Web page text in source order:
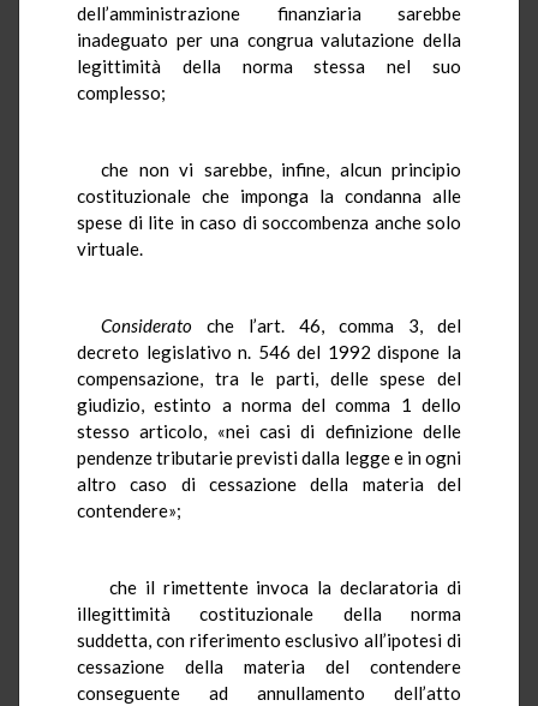
dell’amministrazione finanziaria sarebbe
inadeguato per una congrua valutazione della
legittimità della norma stessa nel suo
complesso;
che non vi sarebbe, infine, alcun principio
costituzionale che imponga la condanna alle
spese di lite in caso di soccombenza anche solo
virtuale.
Considerato che l’art. 46, comma 3, del
decreto legislativo n. 546 del 1992 dispone la
compensazione, tra le parti, delle spese del
giudizio, estinto a norma del comma 1 dello
stesso articolo, «nei casi di definizione delle
pendenze tributarie previsti dalla legge e in ogni
altro caso di cessazione della materia del
contendere»;
che il rimettente invoca la declaratoria di
illegittimità costituzionale della norma
suddetta, con riferimento esclusivo all’ipotesi di
cessazione della materia del contendere
conseguente ad annullamento dell’atto